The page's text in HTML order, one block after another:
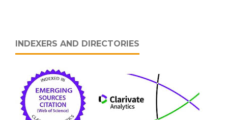
INDEXERS AND DIRECTORIES